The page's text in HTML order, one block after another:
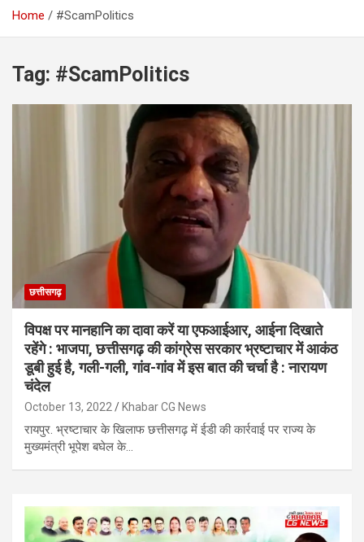
Home #ScamPolitics
Tag: #ScamPolitics
छत्तीसगढ़
विपक्ष पर मानहानि का दावा करें या एफआईआर, आईना दिखाते
रहेंगे : भाजपा, छत्तीसगढ़ की कांग्रेस सरकार भ्रष्टाचार में आकंठ
डूबी हुई है, गली-गली, गांव-गांव में इस बात की चर्चा है : नारायण
चंदेल
October 13, 2022 Khabar CG News
रायपुर. भ्रष्टाचार के खिलाफ छत्तीसगढ़ में ईडी की कार्रवाई पर राज्य के
मुख्यमंत्री भूपेश बघेल के…